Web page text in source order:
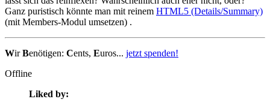
Ganz puristisch könnte man mit reinem HTML5 (Details/Summary)
(mit Members-Modul umsetzen) .
WirBenötigen: Cents, Euros... jetzt spenden!
Offline
Liked by: